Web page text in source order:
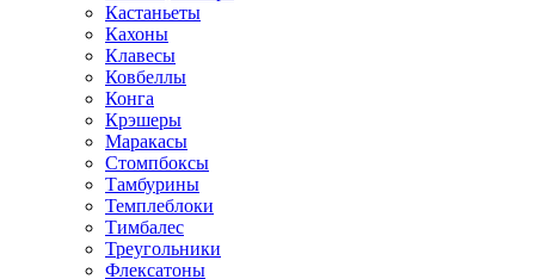
Кастаньеты
Кахоны
Клавесы
Ковбеллы
Конга
Крэшеры
Маракасы
Стомпбоксы
Тамбурины
Темплеблоки
Тимбалес
Треугольники
Флексатоны